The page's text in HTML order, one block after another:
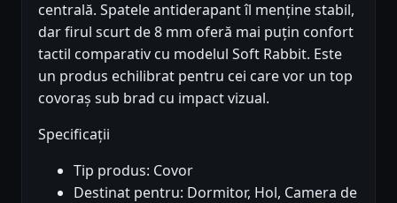
centrală. Spatele antiderapant îl menține stabil,
dar firul scurt de 8 mm oferă mai puțin confort
tactil comparativ cu modelul Soft Rabbit. Este
un produs echilibrat pentru cei care vor un top
covoraș sub brad cu impact vizual.
Specificații
Tip produs: Covor
Destinat pentru: Dormitor, Hol, Camera de